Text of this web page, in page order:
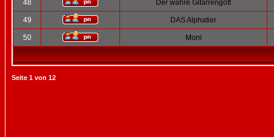
48 Der wahre Gitarrengott
49 DAS Alphatier
50 Moni
Seite 1 von 12